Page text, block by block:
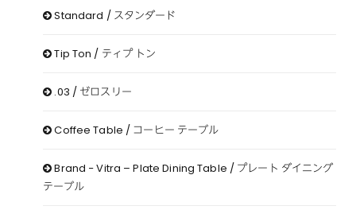
Standard / スタンダード
Tip Ton / ティプ トン
.03 / ゼロスリー
Coffee Table / コーヒー テーブル
Brand − Vitra – Plate Dining Table / プレート ダイニング
テーブル